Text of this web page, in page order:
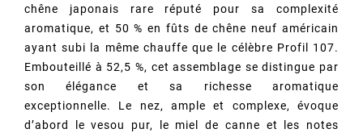
chêne japonais rare réputé pour sa complexité
aromatique, et 50 % en fûts de chêne neuf américain
ayant subi la même chauffe que le célèbre Profil 107.
Embouteillé à 52,5 %, cet assemblage se distingue par
son élégance et sa richesse aromatique
exceptionnelle. Le nez, ample et complexe, évoque
d’abord le vesou pur, le miel de canne et les notes